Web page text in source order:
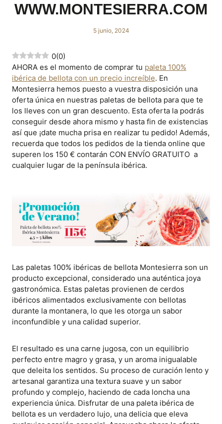
WWW.MONTESIERRA.COM
5 junio, 2024
0(0)
AHORA es el momento de comprar tu paleta 100%
ibérica de bellota con un precio increíble. En
Montesierra hemos puesto a vuestra disposición una
oferta única en nuestras paletas de bellota para que te
los lleves con un gran descuento. Esta oferta la podrás
conseguir desde ahora mismo y hasta fin de existencias
así que ¡date mucha prisa en realizar tu pedido! Además,
recuerda que todos los pedidos de la tienda online que
superen los 150 € contarán CON ENVÍO GRATUITO a
cualquier lugar de la península ibérica.
Las paletas 100% ibéricas de bellota Montesierra son un
producto excepcional, considerado una auténtica joya
gastronómica. Estas paletas provienen de cerdos
ibéricos alimentados exclusivamente con bellotas
durante la montanera, lo que les otorga un sabor
inconfundible y una calidad superior.
El resultado es una carne jugosa, con un equilibrio
perfecto entre magro y grasa, y un aroma inigualable
que deleita los sentidos. Su proceso de curación lento y
artesanal garantiza una textura suave y un sabor
profundo y complejo, haciendo de cada loncha una
experiencia única. Disfrutar de una paleta ibérica de
bellota es un verdadero lujo, una delicia que eleva